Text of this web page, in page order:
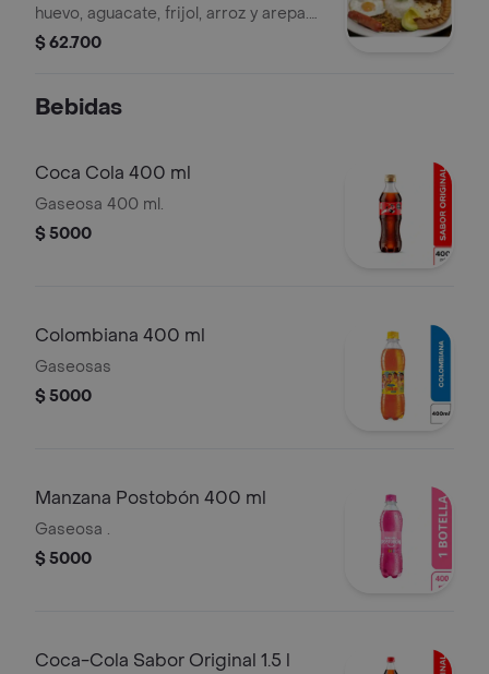
huevo, aguacate, frijol, arroz y arepa.
acompañado de gaseosa sabor a
$ 62.700
Bebidas
Coca Cola 400 ml
Gaseosa 400 ml.
$ 5000
Colombiana 400 ml
Gaseosas
$ 5000
Manzana Postobón 400 ml
Gaseosa .
$ 5000
Coca-Cola Sabor Original 1.5 l